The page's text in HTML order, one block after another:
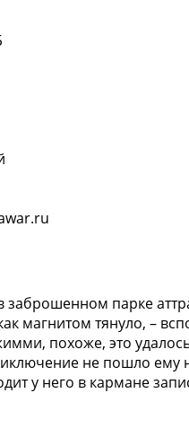
заброшенном парке
магнитом тянуло, –
похоже, это
не пошло ему
у него в кармане